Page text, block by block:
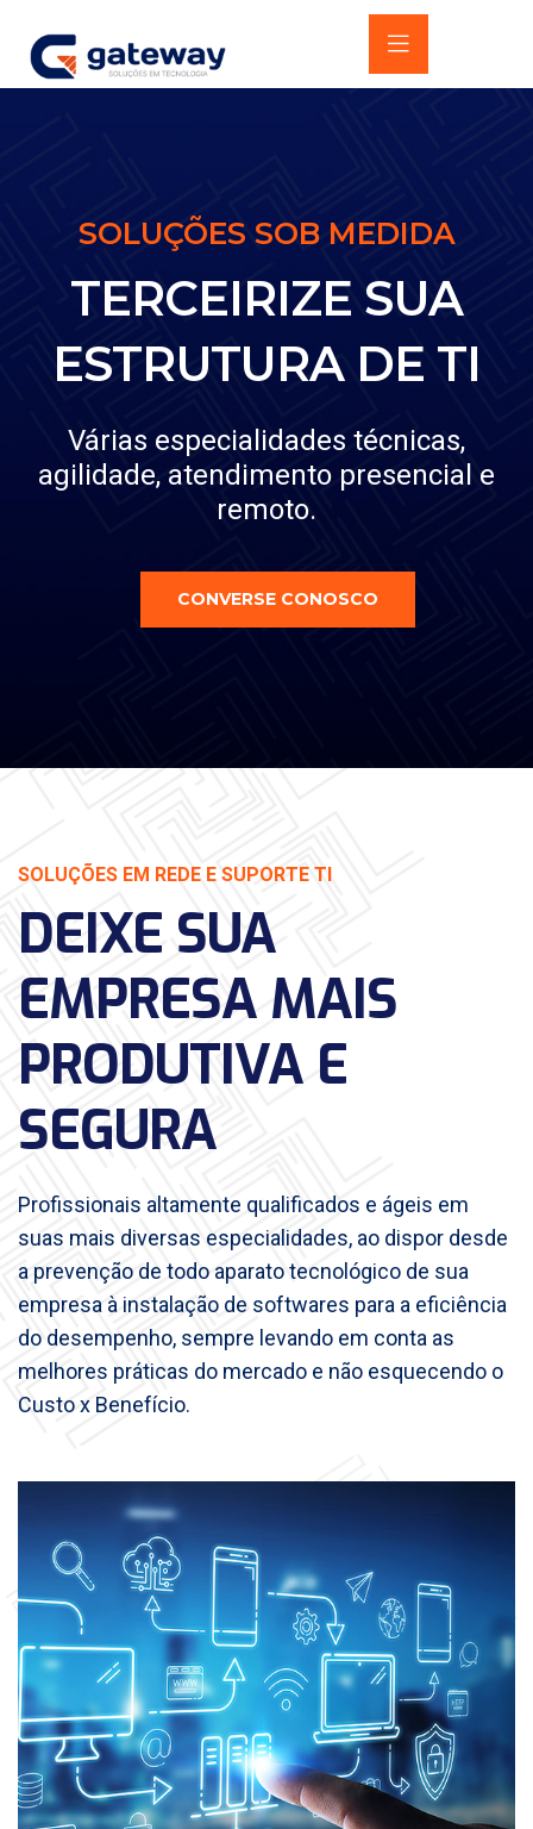
SOLUÇÕES SOB MEDIDA
TERCEIRIZE SUA
ESTRUTURA DE TI
Várias especialidades técnicas,
agilidade, atendimento presencial e
remoto.
CONVERSE CONOSCO
SOLUÇÕES EM REDE E SUPORTE TI
DEIXE SUA
EMPRESA MAIS
PRODUTIVA E
SEGURA
Profissionais altamente qualificados e ágeis em
suas mais diversas especialidades, ao dispor desde
a prevenção de todo aparato tecnológico de sua
empresa à instalação de softwares para a eficiência
do desempenho, sempre levando em conta as
melhores práticas do mercado e não esquecendo o
Custo x Benefício.